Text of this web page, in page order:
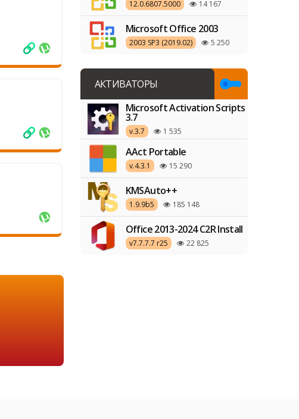
12.0.6807.5000 14 167
Microsoft Office 2003
2003 SP3 (2019.02) 5 250
АКТИВАТОРЫ
Microsoft Activation Scripts
3.7
v.3.7 1 535
AAct Portable
v.4.3.1 15 290
KMSAuto++
1.9.9b5 185 148
Office 2013-2024 C2R Install
v7.7.7.7 r25 22 825